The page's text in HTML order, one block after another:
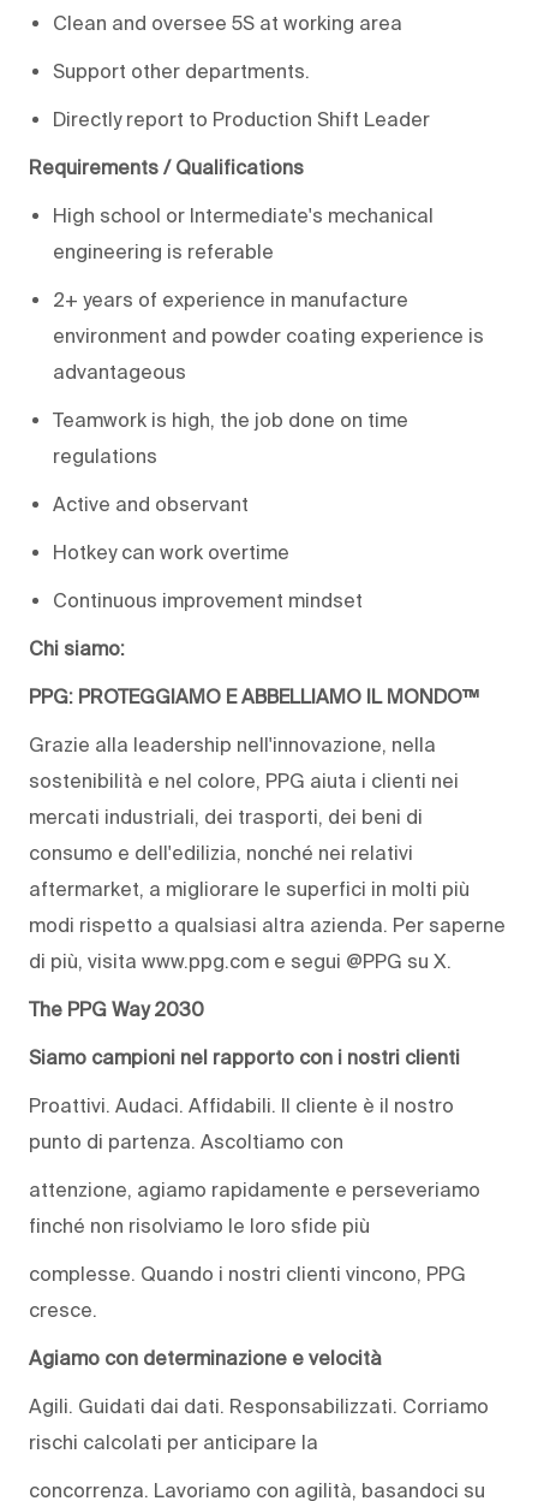
Clean and oversee 5S at working area
Support other departments.
Directly report to Production Shift Leader
Requirements / Qualifications
High school or Intermediate's mechanical
engineering is referable
2+ years of experience in manufacture
environment and powder coating experience is
advantageous
Teamwork is high, the job done on time
regulations
Active and observant
Hotkey can work overtime
Continuous improvement mindset
Chi siamo:
PPG: PROTEGGIAMO E ABBELLIAMO IL MONDO™
Grazie alla leadership nell'innovazione, nella
sostenibilità e nel colore, PPG aiuta i clienti nei
mercati industriali, dei trasporti, dei beni di
consumo e dell'edilizia, nonché nei relativi
aftermarket, a migliorare le superfici in molti più
modi rispetto a qualsiasi altra azienda. Per saperne
di più, visita www.ppg.com e segui @PPG su X.
The PPG Way 2030
Siamo campioni nel rapporto con i nostri clienti
Proattivi. Audaci. Affidabili. Il cliente è il nostro
punto di partenza. Ascoltiamo con
attenzione, agiamo rapidamente e perseveriamo
finché non risolviamo le loro sfide più
complesse. Quando i nostri clienti vincono, PPG
cresce.
Agiamo con determinazione e velocità
Agili. Guidati dai dati. Responsabilizzati. Corriamo
rischi calcolati per anticipare la
concorrenza. Lavoriamo con agilità, basandoci su